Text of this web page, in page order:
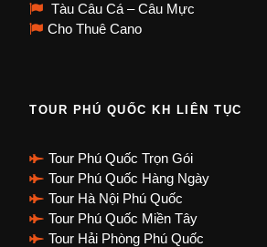
Tàu Câu Cá – Câu Mực
Cho Thuê Cano
TOUR PHÚ QUỐC KH LIÊN TỤC
Tour Phú Quốc Trọn Gói
Tour Phú Quốc Hàng Ngày
Tour Hà Nội Phú Quốc
Tour Phú Quốc Miền Tây
Tour Hải Phòng Phú Quốc